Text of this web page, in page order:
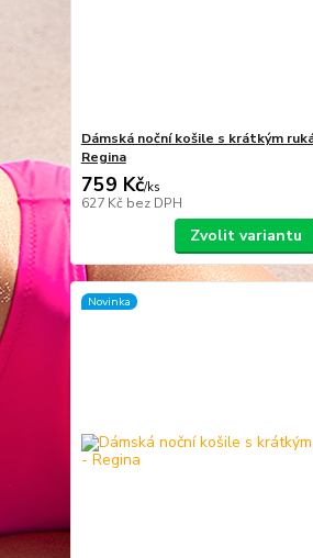
Dámská noční košile s krátkým
Regina
759 Kč/ks
627 Kč bez DPH
Zvolit variantu
Novinka